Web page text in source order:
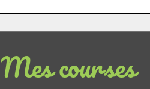
Mes courses